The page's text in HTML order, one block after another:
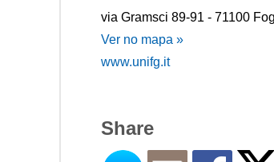
via Gramsci 89-91 - 71100
Ver no mapa »
www.unifg.it
Share